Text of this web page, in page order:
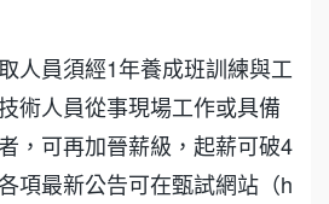
人員須經1年養成班訓練與工
術人員從事現場工作或具備
，可再加晉薪級，起薪可破4
項最新公告可在甄試網站（h